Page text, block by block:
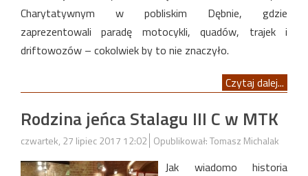
Charytatywnym w pobliskim Dębnie, gdzie
zaprezentowali paradę motocykli, quadów, trajek i
driftowozów – cokolwiek by to nie znaczyło.
Czytaj dalej...
Rodzina jeńca Stalagu III C w MTK
czwartek, 27 lipiec 2017 12:02 Opublikował: Tomasz Michalak
Jak wiadomo historia